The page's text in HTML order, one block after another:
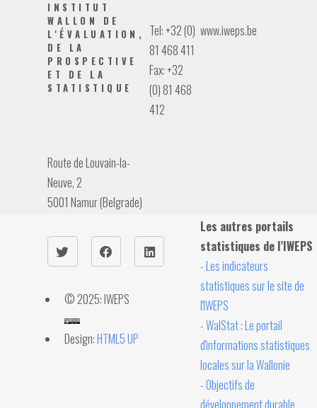
INSTITUT
WALLON DE
L'ÉVALUATION,
DE LA
PROSPECTIVE
ET DE LA
STATISTIQUE
Route de Louvain-la-
Neuve, 2
5001 Namur (Belgrade)
Tel: +32 (0)
81 468 411
Fax: +32
(0) 81 468
412
www.iweps.be
© 2025: IWEPS
Design:HTML5 UP
Les autres portails
statistiques de l’IWEPS
- Les indicateurs
statistiques sur le site de
l'IWEPS
- WalStat : Le portail
d'informations statistiques
locales sur la Wallonie
- Objectifs de
développement durable